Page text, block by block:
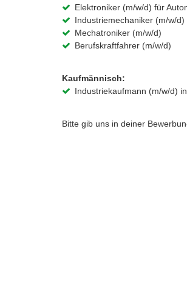
Elektroniker (m/w/d) für
Industriemechaniker (m/w/d)
Mechatroniker (m/w/d)
Berufskraftfahrer (m/w/d)
Kaufmännisch:
Industriekaufmann (m/w/d)
Bitte gib uns in deiner